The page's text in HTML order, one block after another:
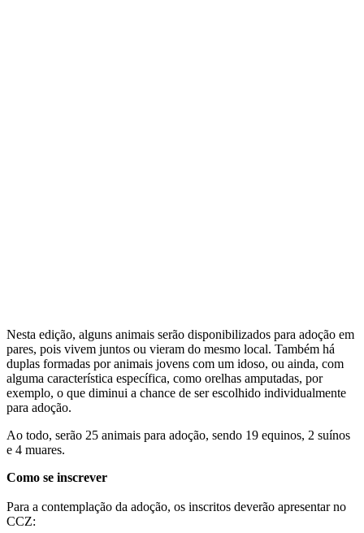
Nesta edição, alguns animais serão disponibilizados para adoção em
pares, pois vivem juntos ou vieram do mesmo local. Também há
duplas formadas por animais jovens com um idoso, ou ainda, com
alguma característica específica, como orelhas amputadas, por
exemplo, o que diminui a chance de ser escolhido individualmente
para adoção.
Ao todo, serão 25 animais para adoção, sendo 19 equinos, 2 suínos
e 4 muares.
Como se inscrever
Para a contemplação da adoção, os inscritos deverão apresentar no
CCZ: